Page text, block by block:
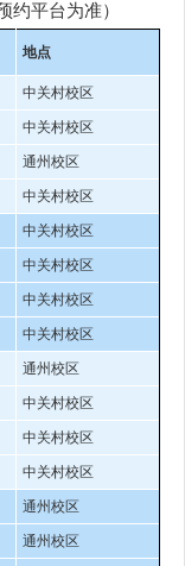
约平台为准）
地点
中关村校区
中关村校区
通州校区
中关村校区
中关村校区
中关村校区
中关村校区
中关村校区
通州校区
中关村校区
中关村校区
中关村校区
通州校区
通州校区